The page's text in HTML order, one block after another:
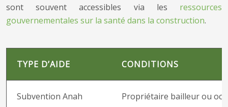
sont souvent accessibles via les ressources
gouvernementales sur la santé dans la construction.
TYPE D’AIDE CONDITIONS
Subvention Anah Propriétaire bailleur ou